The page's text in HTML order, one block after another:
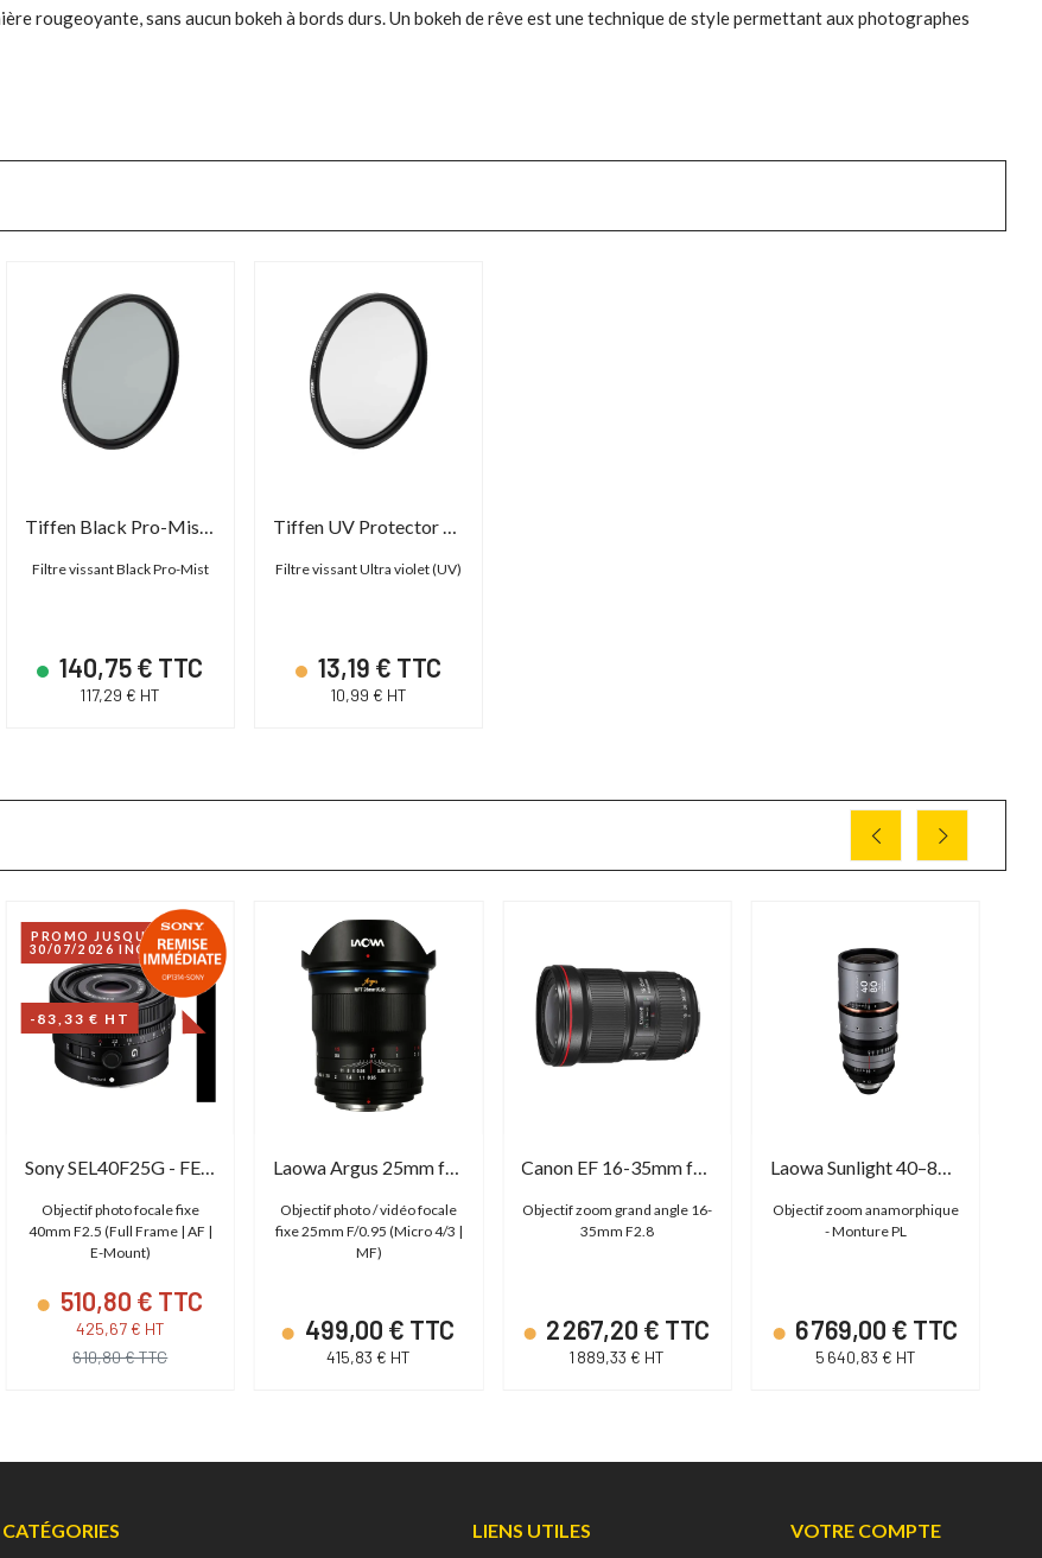
rougeoyante, sans aucun bokeh à bords durs. Un bokeh de rêve est une technique de style permettant aux photographes
Tiffen Black Pro-Mist Screw Filter
Filtre vissant Black Pro-Mist
140,75 € TTC
117,29 € HT
Tiffen UV Protector Screw Filter
Filtre vissant Ultra violet (UV)
13,19 € TTC
10,99 € HT
PROMO JUSQU'AU
30/07/2026 INCLUS
-83,33 € HT
Sony SEL40F25G - FE 40mm f/2.5 G
Objectif photo focale fixe
40mm F2.5 (Full Frame | AF |
E-Mount)
510,80 € TTC
425,67 € HT
610,80 € TTC
Laowa Argus 25mm f/0.95 MFT APO
Objectif photo / vidéo focale
fixe 25mm F/0.95 (Micro 4/3 |
MF)
499,00 € TTC
415,83 € HT
Objectif zoom grand angle 16-
35mm F2.8
2 267,20 € TTC
1 889,33 € HT
Objectif zoom anamorphique
- Monture PL
6 769,00 € TTC
5 640,83 € HT
CATÉGORIES LIENS UTILES VOTRE COMPTE